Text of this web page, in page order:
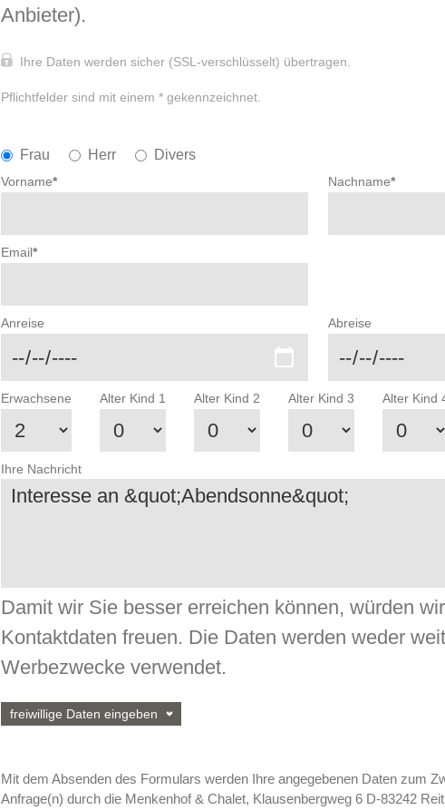
Anbieter).
Ihre Daten werden sicher (SSL-verschlüsselt) übertragen.
Pflichtfelder sind mit einem * gekennzeichnet.
Frau Herr Divers
Vorname* Nachname*
Email*
Anreise Abreise
Erwachsene Alter Kind 1 Alter Kind 2 Alter Kind 3 Alter Kind
Ihre Nachricht
Damit wir Sie besser erreichen können, würden
Kontaktdaten freuen. Die Daten werden weder
Werbezwecke verwendet.
freiwillige Daten eingeben
Mit dem Absenden des Formulars werden Ihre angegebenen Daten zum
Anfrage(n) durch die Menkenhof & Chalet, Klausenbergweg 6 D-83242